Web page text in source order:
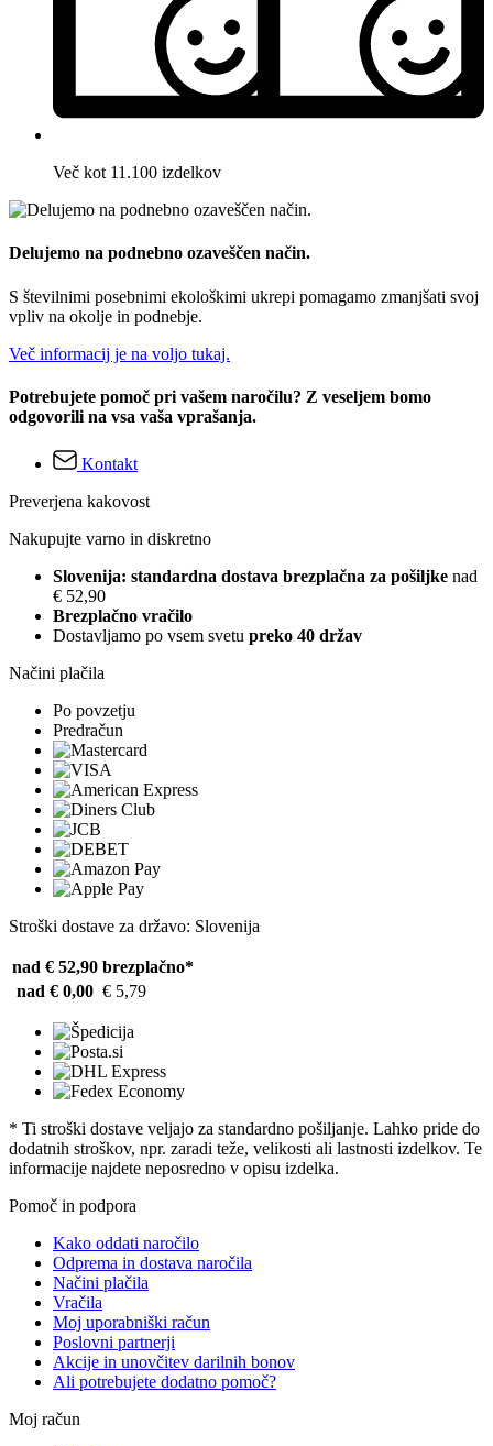
Več kot 11.100 izdelkov
Delujemo na podnebno ozaveščen način.
S številnimi posebnimi ekološkimi ukrepi pomagamo zmanjšati svoj
vpliv na okolje in podnebje.
Več informacij je na voljo tukaj.
Potrebujete pomoč pri vašem naročilu? Z veseljem bomo
odgovorili na vsa vaša vprašanja.
Kontakt
Preverjena kakovost
Nakupujte varno in diskretno
Slovenija: standardna dostava brezplačna za pošiljke nad
€ 52,90
Brezplačno vračilo
Dostavljamo po vsem svetu preko 40 držav
Načini plačila
Po povzetju
Predračun
Stroški dostave za državo: Slovenija
nad € 52,90 brezplačno*
nad € 0,00 € 5,79
* Ti stroški dostave veljajo za standardno pošiljanje. Lahko pride do
dodatnih stroškov, npr. zaradi teže, velikosti ali lastnosti izdelkov. Te
informacije najdete neposredno v opisu izdelka.
Pomoč in podpora
Kako oddati naročilo
Odprema in dostava naročila
Načini plačila
Vračila
Moj uporabniški račun
Poslovni partnerji
Akcije in unovčitev darilnih bonov
Ali potrebujete dodatno pomoč?
Moj račun